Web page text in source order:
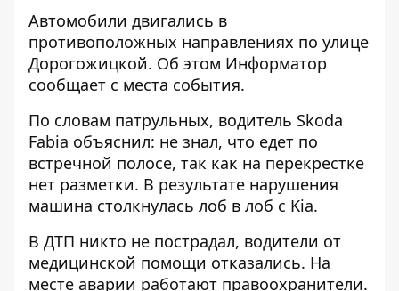
Автомобили двигались в
противоположных направлениях по улице
Дорогожицкой. Об этом Информатор
сообщает с места события.
По словам патрульных, водитель Skoda
Fabia объяснил: не знал, что едет по
встречной полосе, так как на перекрестке
нет разметки. В результате нарушения
машина столкнулась лоб в лоб с Kia.
В ДТП никто не пострадал, водители от
медицинской помощи отказались. На
месте аварии работают правоохранители.